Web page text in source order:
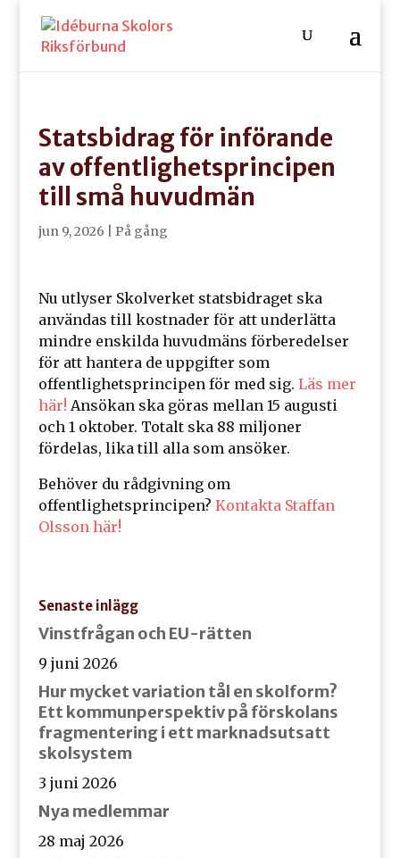
Statsbidrag för införande
av offentlighetsprincipen
till små huvudmän
jun 9, 2026 På gång
Nu utlyser Skolverket statsbidraget ska
användas till kostnader för att underlätta
mindre enskilda huvudmäns förberedelser
för att hantera de uppgifter som
offentlighetsprincipen för med sig. Läs mer
här! Ansökan ska göras mellan 15 augusti
och 1 oktober. Totalt ska 88 miljoner
fördelas, lika till alla som ansöker.
Behöver du rådgivning om
offentlighetsprincipen? Kontakta Staffan
Olsson här!
Senaste inlägg
Vinstfrågan och EU-rätten
9 juni 2026
Hur mycket variation tål en skolform?
Ett kommunperspektiv på förskolans
fragmentering i ett marknadsutsatt
skolsystem
3 juni 2026
Nya medlemmar
28 maj 2026